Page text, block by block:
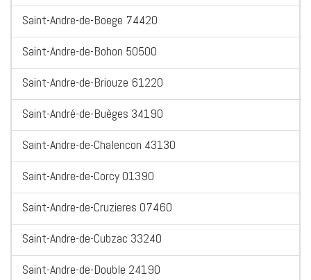
Saint-Andre-de-Boege 74420
Saint-Andre-de-Bohon 50500
Saint-Andre-de-Briouze 61220
Saint-André-de-Buèges 34190
Saint-Andre-de-Chalencon 43130
Saint-Andre-de-Corcy 01390
Saint-Andre-de-Cruzieres 07460
Saint-Andre-de-Cubzac 33240
Saint-Andre-de-Double 24190